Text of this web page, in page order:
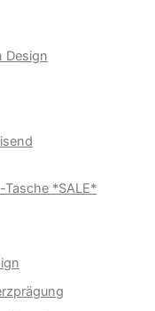
Design
Tasche *SALE*